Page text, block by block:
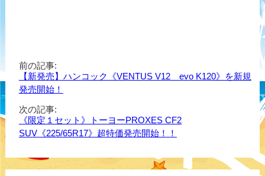
前の記事:
【新発売】ハンコック《VENTUS V12 evo K120》を新規
発売開始！
次の記事:
《限定１セット》トーヨーPROXES CF2
SUV《225/65R17》超特価発売開始！！